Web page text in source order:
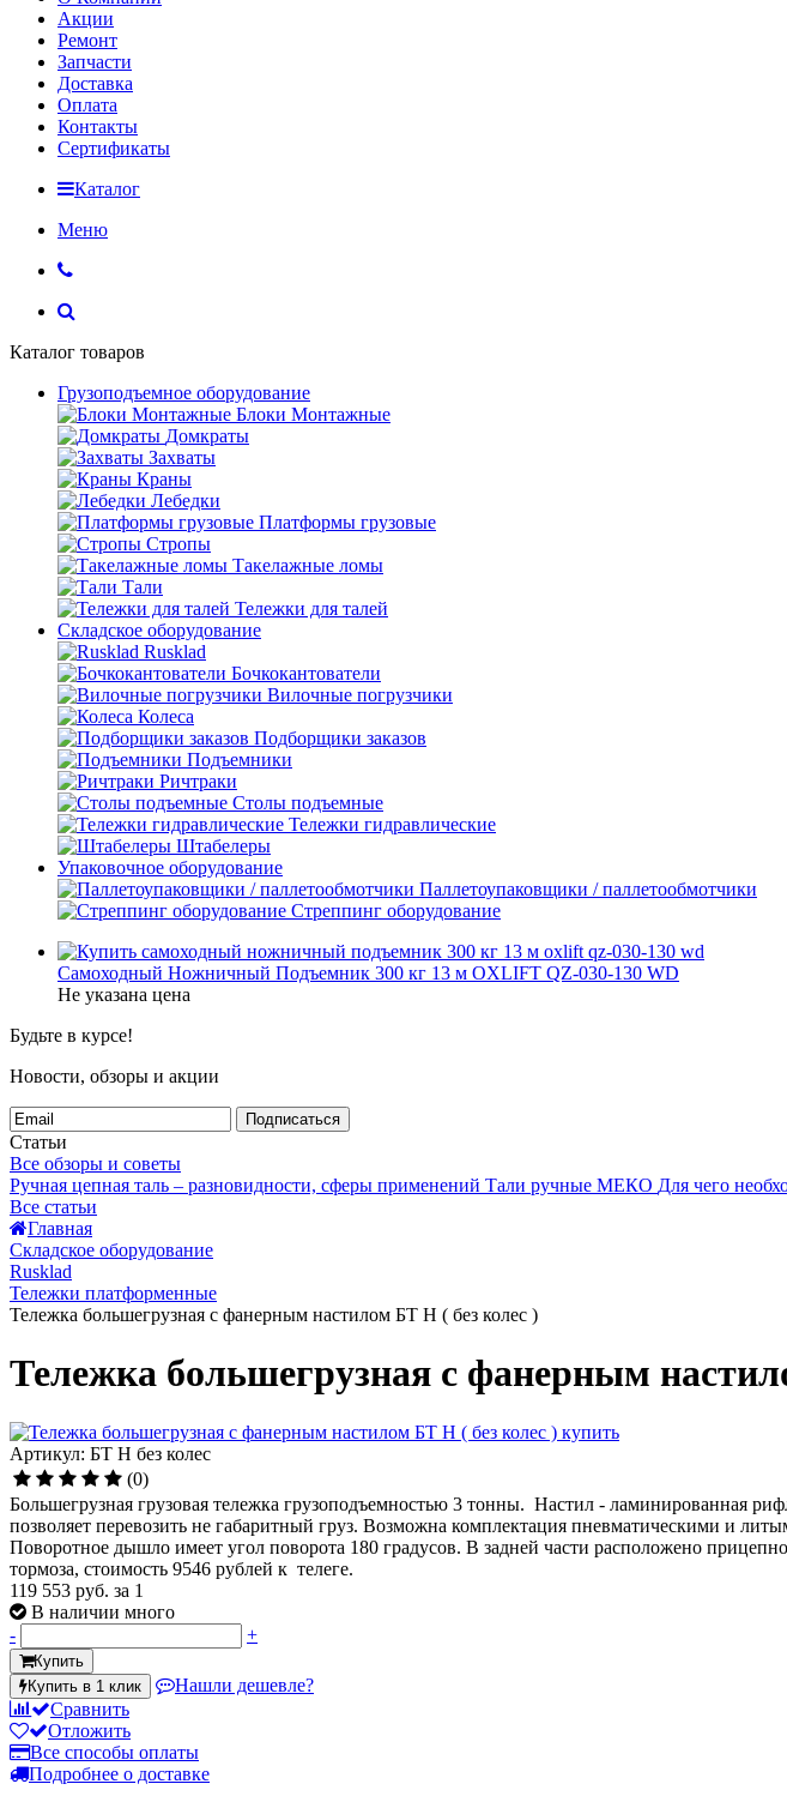
Акции
Ремонт
Запчасти
Доставка
Оплата
Контакты
Сертификаты
Каталог
Меню
Каталог товаров
Грузоподъемное оборудование
Блоки Монтажные
Домкраты
Захваты
Краны
Лебедки
Платформы грузовые
Стропы
Такелажные ломы
Тали
Тележки для талей
Складское оборудование
Rusklad
Бочкокантователи
Вилочные погрузчики
Колеса
Подборщики заказов
Подъемники
Ричтраки
Столы подъемные
Тележки гидравлические
Штабелеры
Упаковочное оборудование
Паллетоупаковщики / паллетообмотчики
Стреппинг оборудование
Самоходный Ножничный Подъемник 300 кг 13 м OXLIFT QZ-030-130 WD
Не указана цена
Будьте в курсе!
Новости, обзоры и акции
Подписаться
Статьи
Все обзоры и советы
Ручная цепная таль – разновидности, сферы применений Тали ручные МЕКО Для чего
Все статьи
Главная
Складское оборудование
Rusklad
Тележки платформенные
Тележка большегрузная с фанерным настилом БТ Н ( без колес )
Тележка большегрузная с фанерным
Артикул: БТ Н без колес
(0)
Большегрузная грузовая тележка грузоподъемностью 3 тонны. Настил - ламинированная
позволяет перевозить не габаритный груз. Возможна комплектация пневматическими и
Поворотное дышло имеет угол поворота 180 градусов. В задней части расположено
тормоза, стоимость 9546 рублей к телеге.
119 553 руб. за 1
В наличии много
-
+
Купить
Купить в 1 клик
Нашли дешевле?
Сравнить
Отложить
Все способы оплаты
Подробнее о доставке